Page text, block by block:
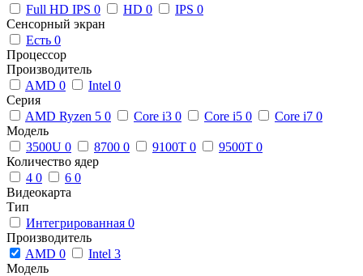
Full HD IPS 0 HD 0 IPS 0
Сенсорный экран
Есть 0
Процессор
Производитель
AMD 0 Intel 0
Серия
AMD Ryzen 5 0 Core i3 0 Core i5 0 Core i7 0
Модель
3500U 0 8700 0 9100T 0 9500T 0
Количество ядер
4 0 6 0
Видеокарта
Тип
Интегрированная 0
Производитель
AMD 0 Intel 3
Модель